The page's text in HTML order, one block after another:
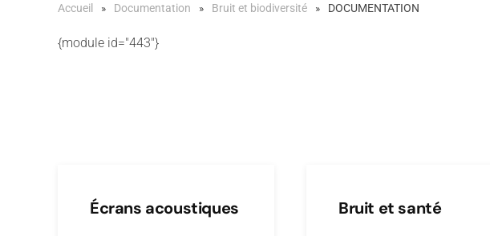
Accueil Documentation Bruit et biodiversité DOCUMENTATION
{module id="443"}
Écrans acoustiques Bruit et santé